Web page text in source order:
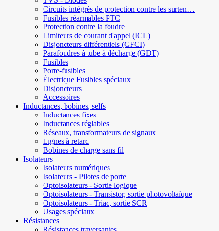
Circuits intégrés de protection contre les surten…
Fusibles réarmables PTC
Protection contre la foudre
Limiteurs de courant d'appel (ICL)
Disjoncteurs différentiels (GFCI)
Parafoudres à tube à décharge (GDT)
Fusibles
Porte-fusibles
Électrique Fusibles spéciaux
Disjoncteurs
Accessoires
Inductances, bobines, selfs
Inductances fixes
Inductances réglables
Réseaux, transformateurs de signaux
Lignes à retard
Bobines de charge sans fil
Isolateurs
Isolateurs numériques
Isolateurs - Pilotes de porte
Optoisolateurs - Sortie logique
Optoisolateurs - Transistor, sortie photovoltaïque
Optoisolateurs - Triac, sortie SCR
Usages spéciaux
Résistances
Résistances traversantes